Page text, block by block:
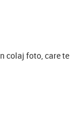
colaj foto, care te